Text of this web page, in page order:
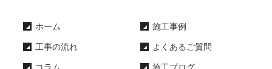
ホーム
施工事例
工事の流れ
よくあるご質問